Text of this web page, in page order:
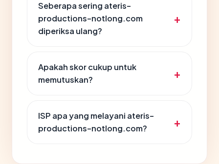
Seberapa sering ateris-
productions-notlong.com
diperiksa ulang?
Apakah skor cukup untuk
memutuskan?
ISP apa yang melayani ateris-
productions-notlong.com?